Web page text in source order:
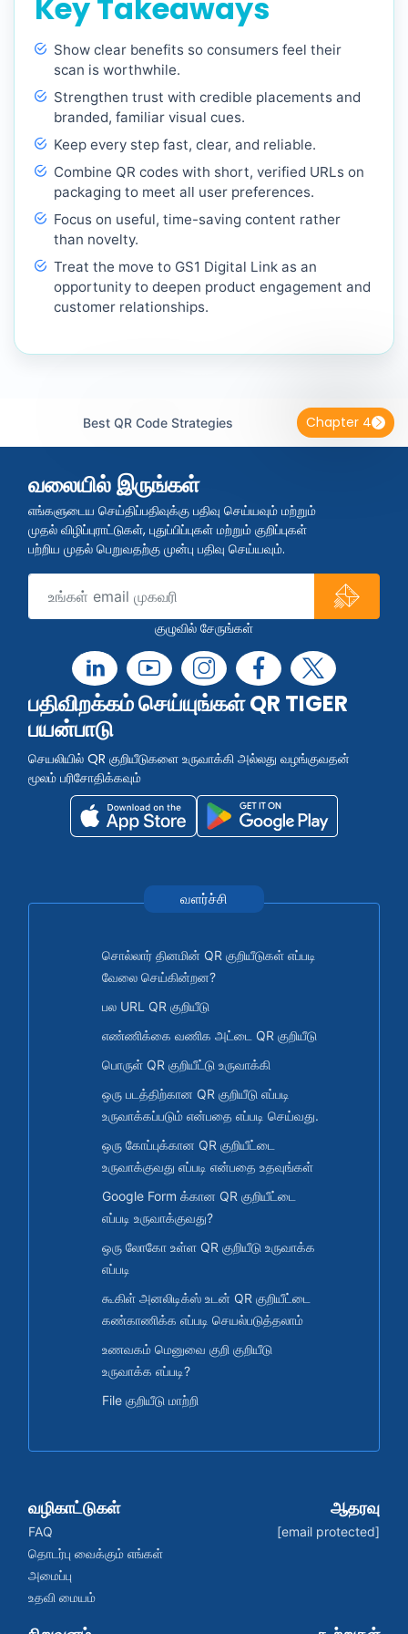
Key Takeaways
Show clear benefits so consumers feel their
scan is worthwhile.
Strengthen trust with credible placements and
branded, familiar visual cues.
Keep every step fast, clear, and reliable.
Combine QR codes with short, verified URLs on
packaging to meet all user preferences.
Focus on useful, time-saving content rather
than novelty.
Treat the move to GS1 Digital Link as an
opportunity to deepen product engagement and
customer relationships.
Best QR Code Strategies Chapter 4
வலையில் இருங்கள்
எங்களுடைய செய்திப்பதிவுக்கு பதிவு செய்யவும் மற்றும்
முதல் விழிப்புராட்டுகள், புதுப்பிப்புகள் மற்றும் குறிப்புகள்
பற்றிய முதல் பெறுவதற்கு முன்பு பதிவு செய்யவும்.
குழுவில் சேருங்கள்
பதிவிறக்கம் செய்யுங்கள் QR TIGER
பயன்பாடு
செயலியில் QR குறியீடுகளை உருவாக்கி அல்லது வழங்குவதன்
மூலம் பரிசோதிக்கவும்
வளர்ச்சி
சொல்லார் தினமின் QR குறியீடுகள் எப்படி
வேலை செய்கின்றன?
பல URL QR குறியீடு
எண்ணிக்கை வணிக அட்டை QR குறியீடு
பொருள் QR குறியீட்டு உருவாக்கி
ஒரு படத்திற்கான QR குறியீடு எப்படி
உருவாக்கப்படும் என்பதை எப்படி செய்வது.
ஒரு கோப்புக்கான QR குறியீட்டை
உருவாக்குவது எப்படி என்பதை உதவுங்கள்
Google Form க்கான QR குறியீட்டை
எப்படி உருவாக்குவது?
ஒரு லோகோ உள்ள QR குறியீடு உருவாக்க
எப்படி
கூகிள் அனலிடிக்ஸ் உடன் QR குறியீட்டை
கண்காணிக்க எப்படி செயல்படுத்தலாம்
உணவகம் மெனுவை குறி குறியீடு
உருவாக்க எப்படி?
File குறியீடு மாற்றி
வழிகாட்டுகள்
FAQ
தொடர்பு வைக்கும் எங்கள்
அமைப்பு
உதவி மையம்
ஆதரவு
[email protected]